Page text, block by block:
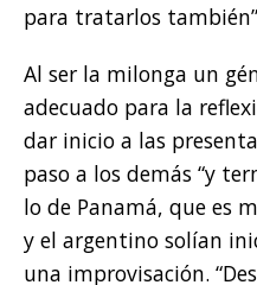
para tratarlos
Al ser la milonga un
adecuado para la
dar inicio a las
paso a los demás “y
lo de Panamá, que es
y el argentino solían
una improvisación.